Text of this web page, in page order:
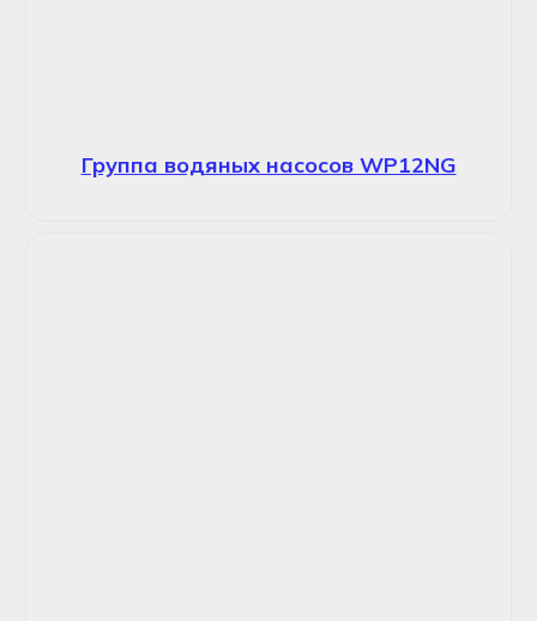
Группа водяных насосов WP12NG